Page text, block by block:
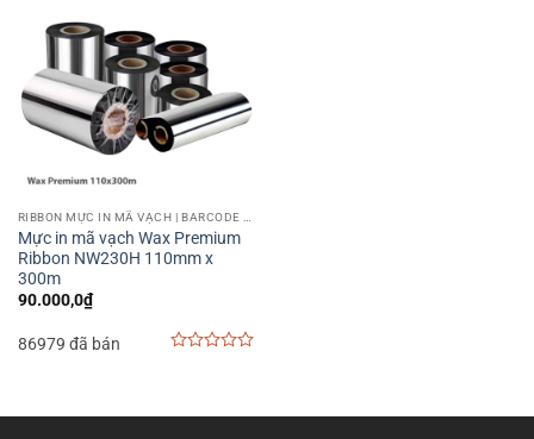
Mực in mã vạch Wax Premium
Ribbon NW230H 110mm x
300m
90.000,0₫
86979 đã bán
5